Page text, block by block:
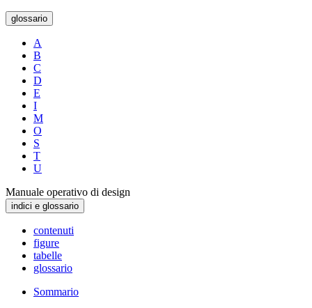
glossario
A
B
C
D
E
I
M
O
S
T
U
Manuale operativo di design
indici e glossario
contenuti
figure
tabelle
glossario
Sommario